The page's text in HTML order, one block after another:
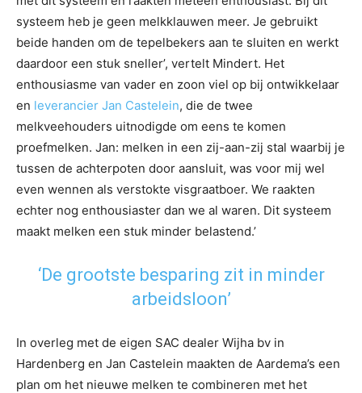
systeem heb je geen melkklauwen meer. Je gebruikt
beide handen om de tepelbekers aan te sluiten en werkt
daardoor een stuk sneller’, vertelt Mindert. Het
enthousiasme van vader en zoon viel op bij ontwikkelaar
en leverancier Jan Castelein, die de twee
melkveehouders uitnodigde om eens te komen
proefmelken. Jan: melken in een zij-aan-zij stal waarbij je
tussen de achterpoten door aansluit, was voor mij wel
even wennen als verstokte visgraatboer. We raakten
echter nog enthousiaster dan we al waren. Dit systeem
maakt melken een stuk minder belastend.’
‘De grootste besparing zit in minder
arbeidsloon’
In overleg met de eigen SAC dealer Wijha bv in
Hardenberg en Jan Castelein maakten de Aardema’s een
plan om het nieuwe melken te combineren met het